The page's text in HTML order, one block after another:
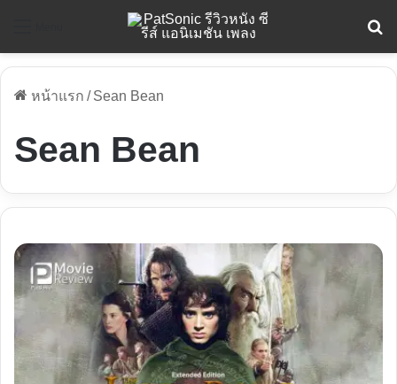
หน้าแรก / Sean Bean
Sean Bean